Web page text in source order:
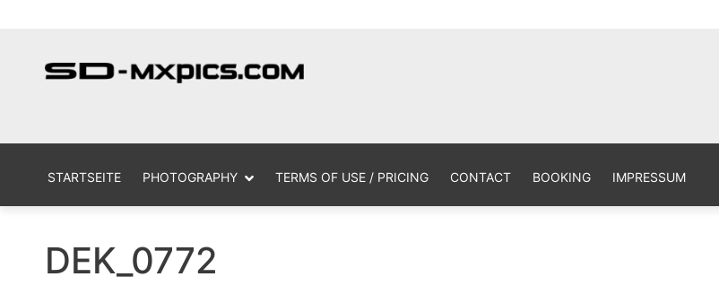
content
STARTSEITE PHOTOGRAPHY TERMS OF USE / PRICING CONTACT BOOKING IMPRESSUM
DEK_0772